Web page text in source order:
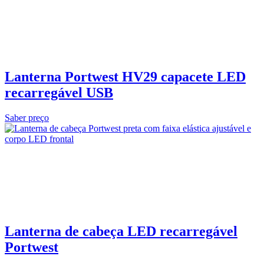
Lanterna Portwest HV29 capacete LED
recarregável USB
Saber preço
Lanterna de cabeça LED recarregável
Portwest